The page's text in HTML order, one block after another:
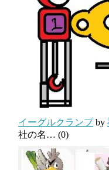
イーグルクランプby
社の名… (0)